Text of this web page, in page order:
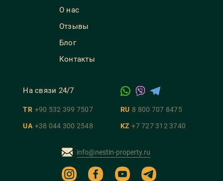
О нас
Отзывы
Блог
Контакты
На связи 24/7
TR +90 532 399 7507 RU 8 800 707 8475
UA +38 044 300 2548 KZ +7 727 312 3740
info@nestin-property.ru